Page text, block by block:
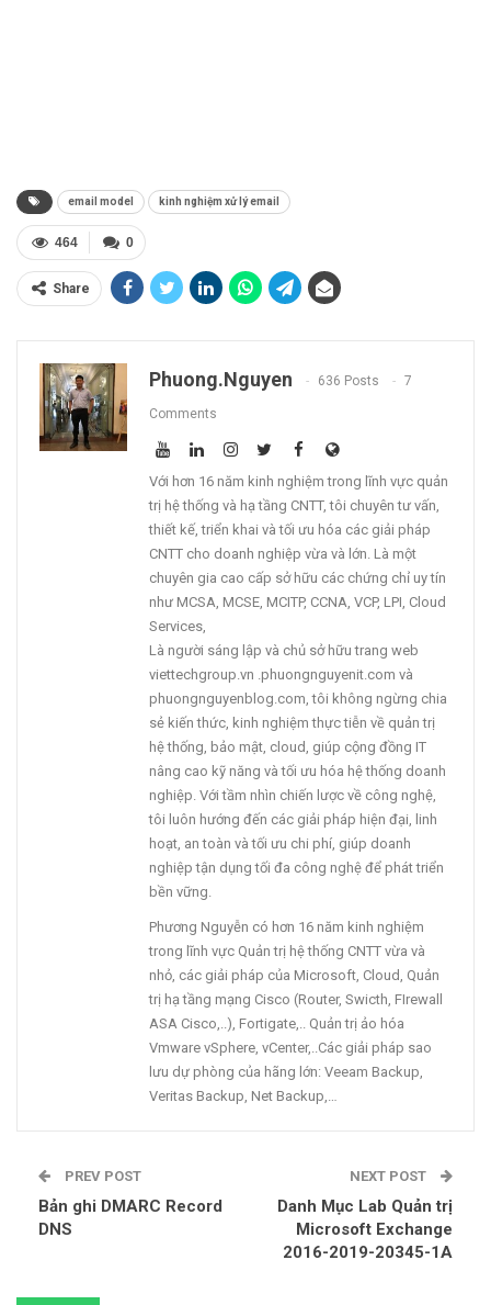
email model kinh nghiệm xử lý email
0
464
Share
Phuong.nguyen 636 Posts 7
Comments
Với hơn 16 năm kinh nghiệm trong lĩnh vực quản
trị hệ thống và hạ tầng CNTT, tôi chuyên tư vấn,
thiết kế, triển khai và tối ưu hóa các giải pháp
CNTT cho doanh nghiệp vừa và lớn. Là một
chuyên gia cao cấp sở hữu các chứng chỉ uy tín
như MCSA, MCSE, MCITP, CCNA, VCP, LPI, Cloud
Services,
Là người sáng lập và chủ sở hữu trang web
viettechgroup.vn .phuongnguyenit.com và
phuongnguyenblog.com, tôi không ngừng chia
sẻ kiến thức, kinh nghiệm thực tiễn về quản trị
hệ thống, bảo mật, cloud, giúp cộng đồng IT
nâng cao kỹ năng và tối ưu hóa hệ thống doanh
nghiệp. Với tầm nhìn chiến lược về công nghệ,
tôi luôn hướng đến các giải pháp hiện đại, linh
hoạt, an toàn và tối ưu chi phí, giúp doanh
nghiệp tận dụng tối đa công nghệ để phát triển
bền vững.
Phương Nguyễn có hơn 16 năm kinh nghiệm
trong lĩnh vực Quản trị hệ thống CNTT vừa và
nhỏ, các giải pháp của Microsoft, Cloud, Quản
trị hạ tầng mạng Cisco (Router, Swicth, FIrewall
ASA Cisco,..), Fortigate,.. Quản trị ảo hóa
Vmware vSphere, vCenter,..Các giải pháp sao
lưu dự phòng của hãng lớn: Veeam Backup,
Veritas Backup, Net Backup,…
PREV POST
Bản ghi DMARC Record
DNS
NEXT POST
Danh Mục Lab Quản trị
Microsoft Exchange
2016-2019-20345-1A